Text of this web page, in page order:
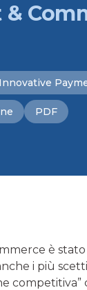
Innovative
PDF
è
i più